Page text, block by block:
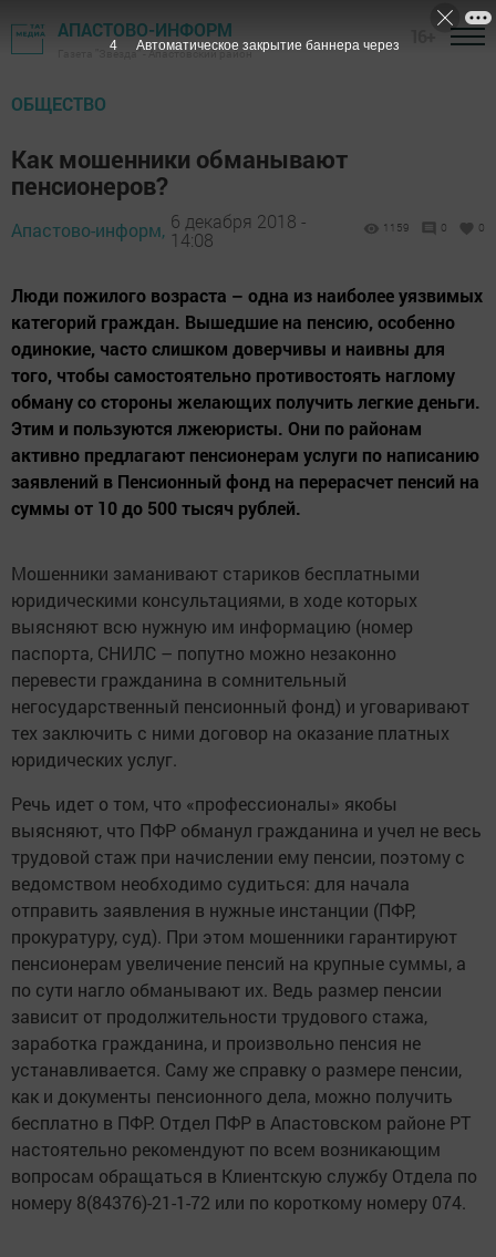
АПАСТОВО-ИНФОРМ
Газета "Звезда" - Апастовский район
ОБЩЕСТВО
Как мошенники обманывают
пенсионеров?
Апастово-информ, 6 декабря 2018 -
14:08
1159 0 0
Люди пожилого возраста – одна из наиболее уязвимых
категорий граждан. Вышедшие на пенсию, особенно
одинокие, часто слишком доверчивы и наивны для
того, чтобы самостоятельно противостоять наглому
обману со стороны желающих получить легкие деньги.
Этим и пользуются лжеюристы. Они по районам
активно предлагают пенсионерам услуги по написанию
заявлений в Пенсионный фонд на перерасчет пенсий на
суммы от 10 до 500 тысяч рублей.
Мошенники заманивают стариков бесплатными
юридическими консультациями, в ходе которых
выясняют всю нужную им информацию (номер
паспорта, СНИЛС – попутно можно незаконно
перевести гражданина в сомнительный
негосударственный пенсионный фонд) и уговаривают
тех заключить с ними договор на оказание платных
юридических услуг.
Речь идет о том, что «профессионалы» якобы
выясняют, что ПФР обманул гражданина и учел не весь
трудовой стаж при начислении ему пенсии, поэтому с
ведомством необходимо судиться: для начала
отправить заявления в нужные инстанции (ПФР,
прокуратуру, суд). При этом мошенники гарантируют
пенсионерам увеличение пенсий на крупные суммы, а
по сути нагло обманывают их. Ведь размер пенсии
зависит от продолжительности трудового стажа,
заработка гражданина, и произвольно пенсия не
устанавливается. Саму же справку о размере пенсии,
как и документы пенсионного дела, можно получить
бесплатно в ПФР. Отдел ПФР в Апастовском районе РТ
настоятельно рекомендуют по всем возникающим
вопросам обращаться в Клиентскую службу Отдела по
номеру 8(84376)-21-1-72 или по короткому номеру 074.
3 Автоматическое закрытие баннера через